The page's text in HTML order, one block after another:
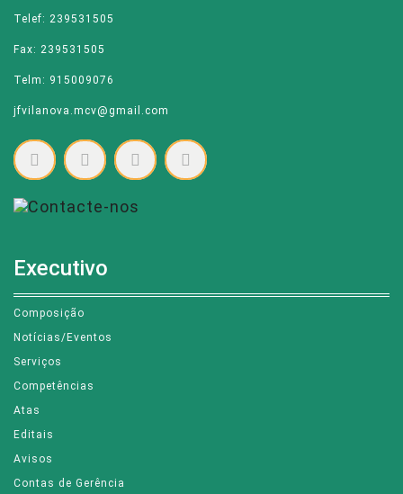
Telef: 239531505
Fax: 239531505
Telm: 915009076
jfvilanova.mcv@gmail.com
Executivo
Composição
Notícias/Eventos
Serviços
Competências
Atas
Editais
Avisos
Contas de Gerência